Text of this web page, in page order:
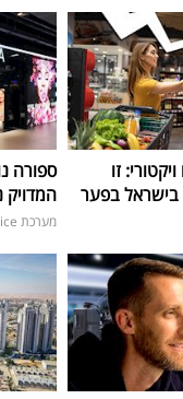
זו
בישראל בפער
ספורה
המדויק נחשף, 6
מערכת ice